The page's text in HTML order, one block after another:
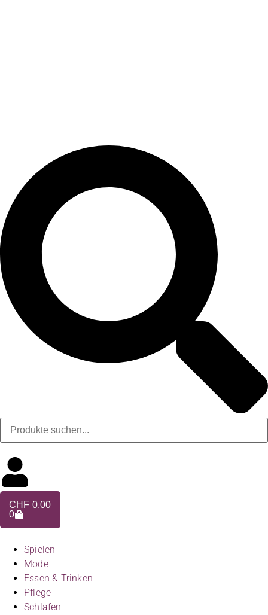
CHF 0.00
0
Spielen
Mode
Essen & Trinken
Pflege
Schlafen